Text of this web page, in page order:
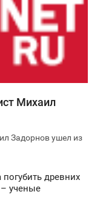
Михаил
Задорнов ушел из
древних
ученые